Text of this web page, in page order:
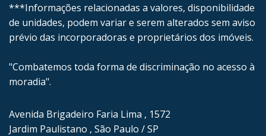
***Informações relacionadas a valores, disponibilidade
de unidades, podem variar e serem alterados sem aviso
prévio das incorporadoras e proprietários dos imóveis.
"Combatemos toda forma de discriminação no acesso à
moradia".
Avenida Brigadeiro Faria Lima , 1572
Jardim Paulistano , São Paulo / SP